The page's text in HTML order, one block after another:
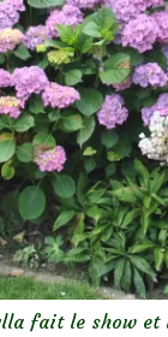
fait le show et